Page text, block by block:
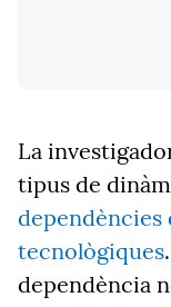
La
tipus de
dependències
tecnològiques
dependència